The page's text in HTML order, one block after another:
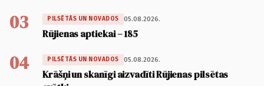
03 PILSĒTĀS UN NOVADOS 05.08.2026.
Rūjienas aptiekai – 185
04 PILSĒTĀS UN NOVADOS 05.08.2026.
Krāšņi un skanīgi aizvadīti Rūjienas pilsētas